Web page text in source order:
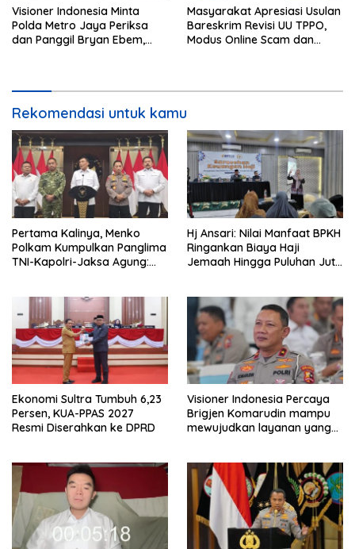
Visioner Indonesia Minta
Polda Metro Jaya Periksa
dan Panggil Bryan Ebem,
Masyarakat Apresiasi Usulan
Bareskrim Revisi UU TPPO,
Modus Online Scam dan
Rekomendasi untuk kamu
Pertama Kalinya, Menko
Polkam Kumpulkan Panglima
TNI-Kapolri-Jaksa Agung:
Hj Ansari: Nilai Manfaat BPKH
Ringankan Biaya Haji
Jemaah Hingga Puluhan Juta
Ekonomi Sultra Tumbuh 6,23
Persen, KUA-PPAS 2027
Resmi Diserahkan ke DPRD
Visioner Indonesia Percaya
Brigjen Komarudin mampu
mewujudkan layanan yang